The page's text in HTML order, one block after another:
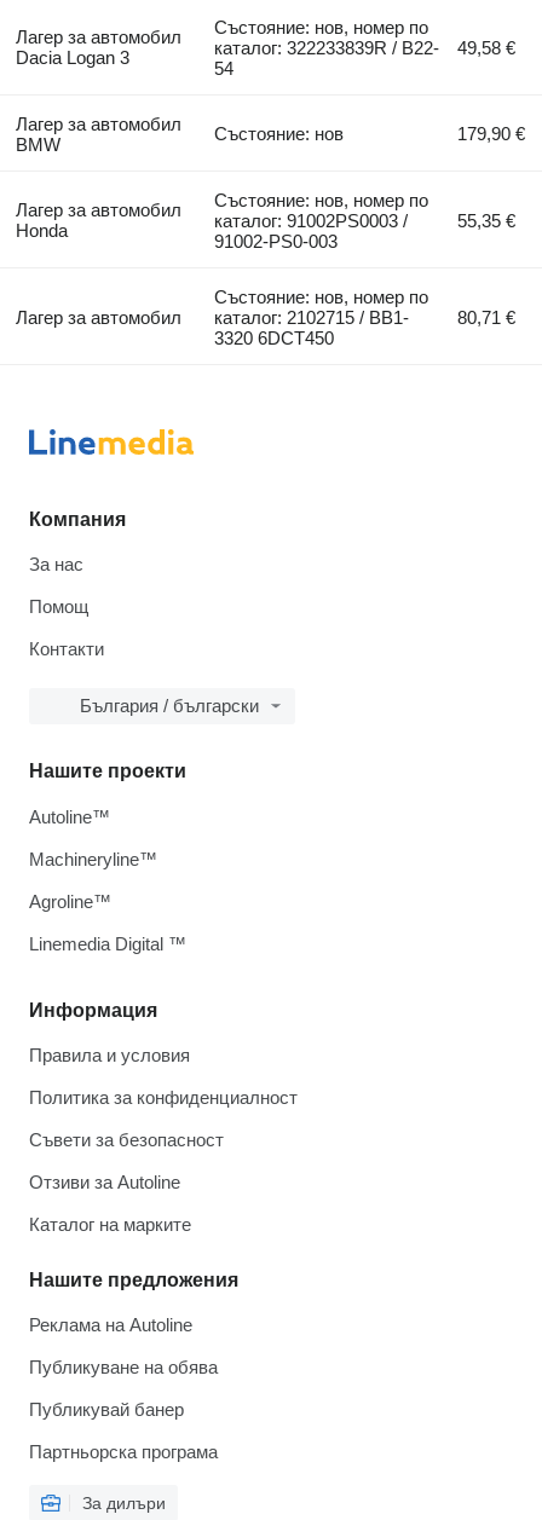
Лагер за автомобил
Dacia Logan 3
Състояние: нов, номер по
каталог: 322233839R / B22-
54
49,58 €
Лагер за автомобил
BMW
Състояние: нов 179,90 €
Лагер за автомобил
Honda
Състояние: нов, номер по
каталог: 91002PS0003 /
91002-PS0-003
55,35 €
Лагер за автомобил
Състояние: нов, номер по
каталог: 2102715 / BB1-
3320 6DCT450
80,71 €
Компания
За нас
Помощ
Контакти
България / български
Информация
Правила и условия
Политика за конфиденциалност
Съвети за безопасност
Отзиви за Autoline
Каталог на марките
Нашите предложения
Реклама на Autoline
Публикуване на обява
Публикувай банер
Партньорска програма
За дилъри
Нашите проекти
Autoline™
Machineryline™
Agroline™
Linemedia Digital ™